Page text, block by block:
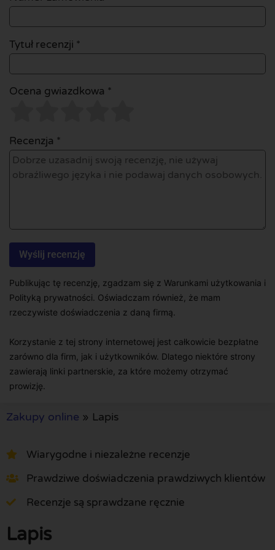
Tytuł recenzji *
Ocena gwiazdkowa *
Recenzja *
Publikując tę recenzję, zgadzam się z Warunkami użytkowania i
Polityką prywatności. Oświadczam również, że mam
rzeczywiste doświadczenia z daną firmą.
Korzystanie z tej strony internetowej jest całkowicie bezpłatne
zarówno dla firm, jak i użytkowników. Dlatego niektóre strony
zawierają linki partnerskie, za które możemy otrzymać
prowizję.
Zakupy online » Lapis
Wiarygodne i niezależne recenzje
Prawdziwe doświadczenia prawdziwych klientów
Recenzje są sprawdzane ręcznie
Lapis